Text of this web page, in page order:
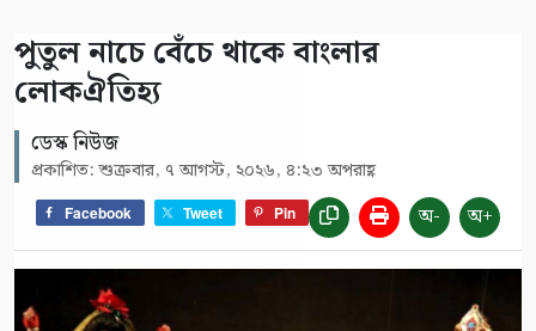
পুতুল নাচে বেঁচে থাকে বাংলার
লোকঐতিহ্য
ডেস্ক নিউজ
প্রকাশিত: শুক্রবার, ৭ আগস্ট, ২০২৬, ৪:২৩ অপরাহ্ণ
Facebook Tweet Pin অ- অ+